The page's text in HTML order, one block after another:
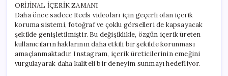
ORİJİNAL İÇERİK ZAMANI
Daha önce sadece Reels videoları için geçerli olan içerik
koruma sistemi, fotoğraf ve çoklu görselleri de kapsayacak
şekilde genişletilmiştir. Bu değişiklikle, özgün içerik üreten
kullanıcıların haklarının daha etkili bir şekilde korunması
amaçlanmaktadır. Instagram, içerik üreticilerinin emeğini
vurgulayarak daha kaliteli bir deneyim sunmayı hedefliyor.